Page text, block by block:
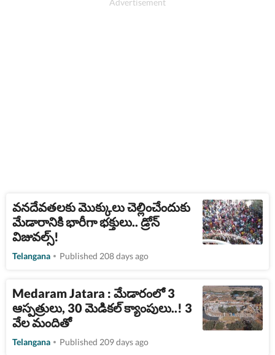
వనదేవతలకు మెుక్కులు చెల్లించేందుకు
మేడారానికి భారీగా భక్తులు.. డ్రోన్
విజువల్స్!
Telangana Published 208 days ago
Medaram Jatara : మేడారంలో 3
ఆస్పత్రులు, 30 మెడికల్ క్యాంపులు..! 3
వేల మందితో
Telangana Published 209 days ago